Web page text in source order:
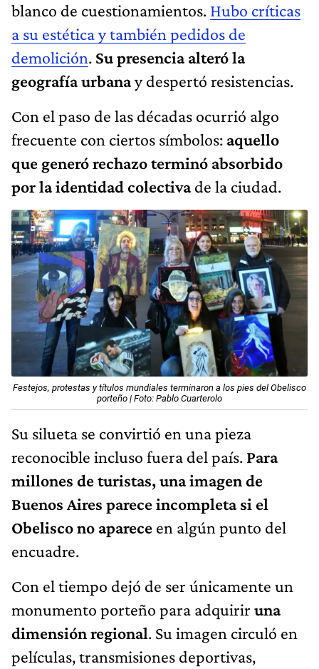
blanco de cuestionamientos. Hubo críticas
a su estética y también pedidos de
demolición. Su presencia alteró la
geografía urbanay despertó resistencias.
Con el paso de las décadas ocurrió algo
frecuente con ciertos símbolos: aquello
que generó rechazo terminó absorbido
por la identidad colectivade la ciudad.
Festejos, protestas y títulos mundiales terminaron a los pies del Obelisco
porteño | Foto: Pablo Cuarterolo
Su silueta se convirtió en una pieza
reconocible incluso fuera del país. Para
millones de turistas, una imagen de
Buenos Aires parece incompleta si el
Obelisco no aparece en algún punto del
encuadre.
Con el tiempo dejó de ser únicamente un
monumento porteño para adquirir una
dimensión regional. Su imagen circuló en
películas, transmisiones deportivas,